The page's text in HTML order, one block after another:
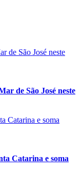
de São José neste
Catarina e soma